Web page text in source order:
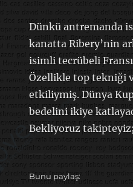
Dünkü antremanda
kanatta Ribery’nin
isimli tecrübeli
Özellikle top tekniği
etkiliymiş. Dünya
bedelini ikiye
Bekliyoruz
Bunu paylaş: